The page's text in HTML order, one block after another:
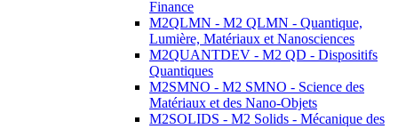
Finance
M2QLMN - M2 QLMN - Quantique,
Lumière, Matériaux et Nanosciences
M2QUANTDEV - M2 QD - Dispositifs
Quantiques
M2SMNO - M2 SMNO - Science des
Matériaux et des Nano-Objets
M2SOLIDS - M2 Solids - Mécanique des